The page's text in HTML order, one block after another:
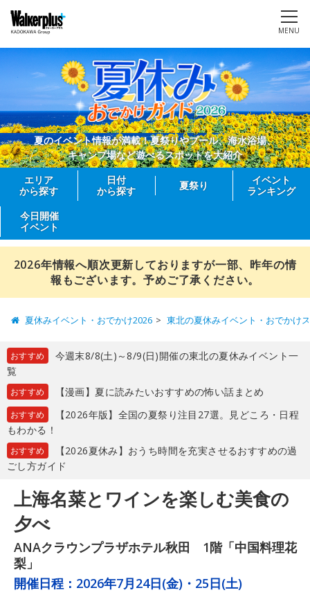
MENU
夏のイベント情報が満載！夏祭りやプール、海水浴場、
キャンプ場など遊べるスポットを大紹介
エリア
から探す
日付
から探す
夏祭り
イベント
ランキング
今日開催
イベント
2026年情報へ順次更新しておりますが一部、昨年の情
報もございます。予めご了承ください。
夏休みイベント・おでかけ2026 東北の夏休みイベント・おでかけ
おすすめ
今週末8/8(土)～8/9(日)開催の東北の夏休みイベント一
覧
おすすめ 【漫画】夏に読みたいおすすめの怖い話まとめ
おすすめ
【2026年版】全国の夏祭り注目27選。見どころ・日程
もわかる！
おすすめ
【2026夏休み】おうち時間を充実させるおすすめの過
ごし方ガイド
上海名菜とワインを楽しむ美食の
夕べ
ANAクラウンプラザホテル秋田 1階「中国料理花
梨」
開催日程： 2026年7月24日(金)・25日(土)